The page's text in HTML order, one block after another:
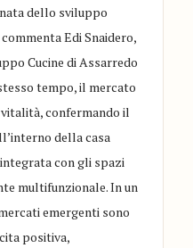
dello sviluppo
Edi Snaidero,
Cucine di Assarredo
tempo, il mercato
confermando il
della casa
con gli spazi
multifunzionale. In un
emergenti sono
positiva,